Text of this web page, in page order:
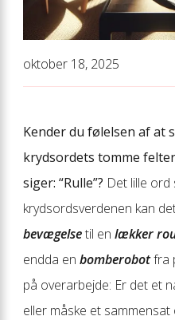
oktober 18, 2025
Kender du følelsen af at
krydsordets tomme
siger: “Rulle”? Det lille ord
krydsordsverdenen kan
bevægelsetil en lækker
endda en bomberobotfra
på overarbejde: Er det et
eller måske et sammensat